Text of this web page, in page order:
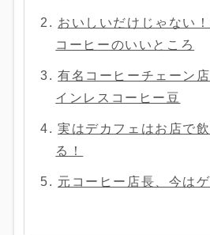
おいしいだけじゃない
コーヒーのいいところ
有名コーヒーチェーン
インレスコーヒー豆
実はデカフェはお店で
る！
元コーヒー店長、今は